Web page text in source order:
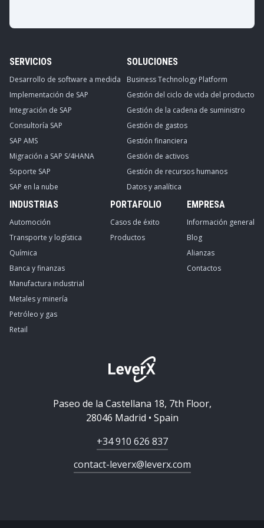
SERVICIOS
Desarrollo de software a medida
Implementación de SAP
Integración de SAP
Consultoría SAP
SAP AMS
Migración a SAP S/4HANA
Soporte SAP
SAP en la nube
SOLUCIONES
Business Technology Platform
Gestión del ciclo de vida del producto
Gestión de la cadena de suministro
Gestión de gastos
Gestión financiera
Gestión de activos
Gestión de recursos humanos
Datos y analítica
INDUSTRIAS
Automoción
Transporte y logística
Química
Banca y finanzas
Manufactura industrial
Metales y minería
Petróleo y gas
Retail
PORTAFOLIO
Casos de éxito
Productos
EMPRESA
Información general
Blog
Alianzas
Contactos
Paseo de la Castellana 18, 7th Floor,
28046 Madrid • Spain
+34 910 626 837
contact-leverx@leverx.com